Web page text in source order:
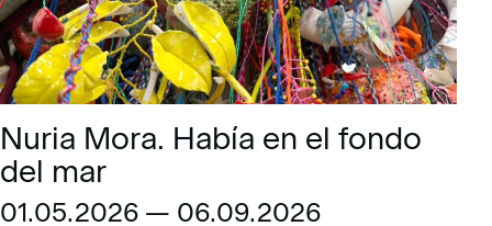
Nuria Mora. Había en el fondo
del mar
01.05.2026 — 06.09.2026